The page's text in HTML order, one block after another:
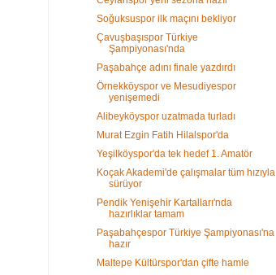
Soğuksuspor ilk maçını bekliyor
Çavuşbaşıspor Türkiye
Şampiyonası'nda
Paşabahçe adını finale yazdırdı
Örnekköyspor ve Mesudiyespor
yenişemedi
Alibeyköyspor uzatmada turladı
Murat Ezgin Fatih Hilalspor'da
Yeşilköyspor'da tek hedef 1. Amatör
Koçak Akademi'de çalışmalar tüm hızıyla
sürüyor
Pendik Yenişehir Kartalları'nda
hazırlıklar tamam
Paşabahçespor Türkiye Şampiyonası'na
hazır
Maltepe Kültürspor'dan çifte hamle